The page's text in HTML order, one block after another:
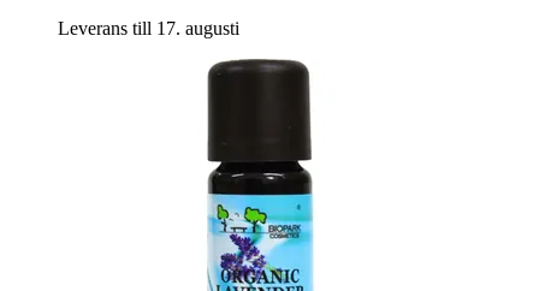
Leverans till 17. augusti